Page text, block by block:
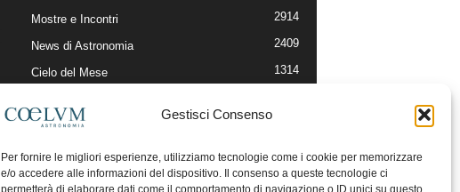
Gestisci Consenso
Per fornire le migliori esperienze, utilizziamo tecnologie come i cookie per memorizzare
e/o accedere alle informazioni del dispositivo. Il consenso a queste tecnologie ci
permetterà di elaborare dati come il comportamento di navigazione o ID unici su questo
Mostre e Incontri 2914
News di Astronomia 2409
Cielo del Mese 1314
Articoli e Risorse On-Line
Il Blog della Redazione